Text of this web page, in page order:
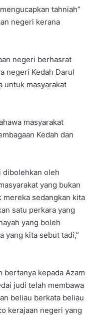
tahniah”
negeri kerana
negeri berhasrat
negeri Kedah Darul
untuk masyarakat
masyarakat
Kedah dan
dibolehkan oleh
yang bukan
mereka sedangkan kita
satu perkara yang
yang boleh
yang kita sebut tadi,”
bertanya kepada Azam
judi telah membawa
beliau berkata beliau
kerajaan negeri yang